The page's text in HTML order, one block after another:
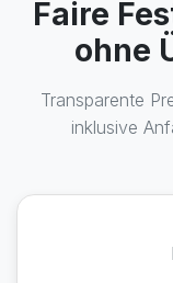
Faire
ohne
Transparente
inklusive